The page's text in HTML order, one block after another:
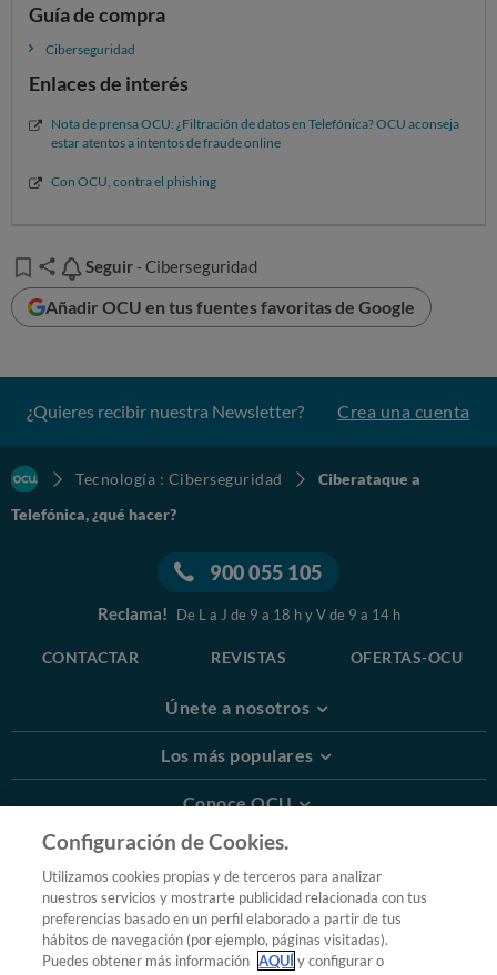
Guía de compra
Ciberseguridad
Enlaces de interés
Nota de prensa OCU: ¿Filtración de datos en Telefónica? OCU aconseja
estar atentos a intentos de fraude online
Con OCU, contra el phishing
Seguir
Seguir - Ciberseguridad
Añadir OCU en tus fuentes favoritas de Google
¿Quieres recibir nuestra Newsletter? Crea una cuenta
Tecnología : Ciberseguridad
Ciberataque a
Telefónica, ¿qué hacer?
900 055 105
Reclama! De L a J de 9 a 18 h y V de 9 a 14 h
CONTACTAR REVISTAS OFERTAS-OCU
Únete a nosotros
Los más populares
Conoce OCU
Más Información
© 2026 OCU
Condiciones generales de contratación de OCU
Política de privacidad
Configuración de Cookies.
Utilizamos cookies propias y de terceros para analizar
nuestros servicios y mostrarte publicidad relacionada con tus
preferencias basado en un perfil elaborado a partir de tus
hábitos de navegación (por ejemplo, páginas visitadas).
Puedes obtener más información AQUÍy configurar o